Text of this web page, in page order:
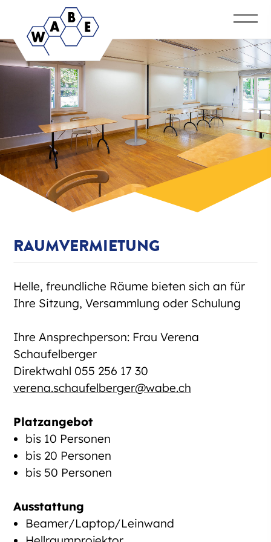
RAUMVERMIETUNG
Helle, freundliche Räume bieten sich an für
Ihre Sitzung, Versammlung oder Schulung
Ihre Ansprechperson: Frau Verena
Schaufelberger
Direktwahl 055 256 17 30
verena.schaufelberger@wabe.ch
Platzangebot
bis 10 Personen
bis 20 Personen
bis 50 Personen
Ausstattung
Beamer/Laptop/Leinwand